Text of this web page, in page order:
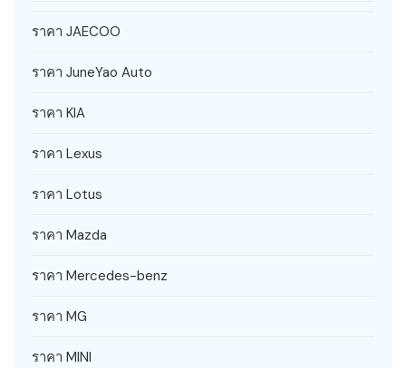
ราคา JAECOO
ราคา JuneYao Auto
ราคา KIA
ราคา Lexus
ราคา Lotus
ราคา Mazda
ราคา Mercedes-benz
ราคา MG
ราคา MINI